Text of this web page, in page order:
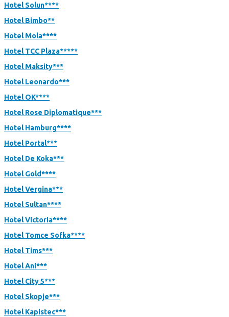
Hotel Solun****
Hotel Bimbo**
Hotel Mola****
Hotel TCC Plaza*****
Hotel Maksity***
Hotel Leonardo***
Hotel OK****
Hotel Rose Diplomatique***
Hotel Hamburg****
Hotel Portal***
Hotel De Koka***
Hotel Gold****
Hotel Vergina***
Hotel Sultan****
Hotel Victoria****
Hotel Tomce Sofka****
Hotel Tims***
Hotel Ani***
Hotel City 5***
Hotel Skopje***
Hotel Kapistec***